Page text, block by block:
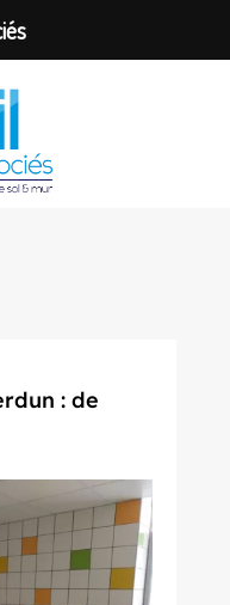
: de